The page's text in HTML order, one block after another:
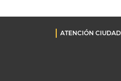
ATENCIÓN